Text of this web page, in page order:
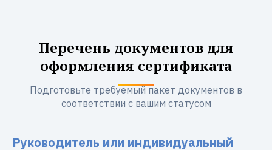
Перечень документов для
оформления сертификата
Подготовьте требуемый пакет документов в
соответствии с вашим статусом
Руководитель или индивидуальный